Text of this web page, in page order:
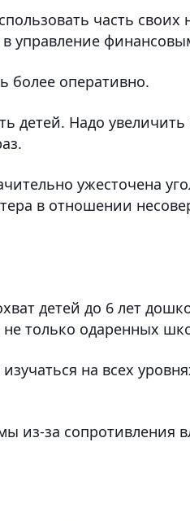
часть своих
управление
оперативно.
детей. Надо увеличить
ужесточена
в отношении
детей до 6 лет
только одаренных
на всех
из-за сопротивления